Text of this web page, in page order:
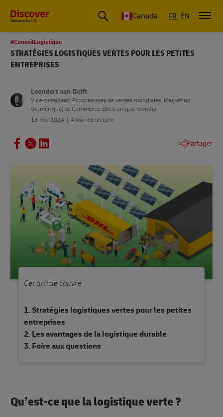
Canada FR EN
#ConseilLogistique
STRATÉGIES LOGISTIQUES VERTES POUR LES PETITES
ENTREPRISES
Leendert van Delft
Vice-président, Programmes de ventes mondiales, Marketing
(numérique) et Commerce électronique mondial
16 mai 2024
4 min de lecture
Partager
Cet article couvre
Stratégies logistiques vertes pour les petites
entreprises
Les avantages de la logistique durable
Foire aux questions
Qu’est-ce que la logistique verte ?